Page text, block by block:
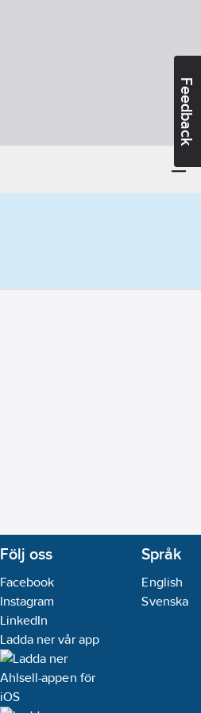
Feedback
Följ oss
Facebook
Instagram
LinkedIn
Ladda ner vår app
Språk
English
Svenska